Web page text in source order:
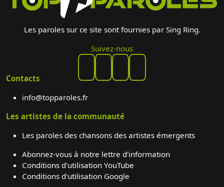
Les paroles sur ce site sont fournies par Sing Ring.
Suivez-nous
Contacts
info@topparoles.fr
Les artistes de la communauté
Les paroles des chansons des artistes émergents
Abonnez-vous à notre lettre d'information
Conditions d'utilisation YouTube
Conditions d'utilisation Google